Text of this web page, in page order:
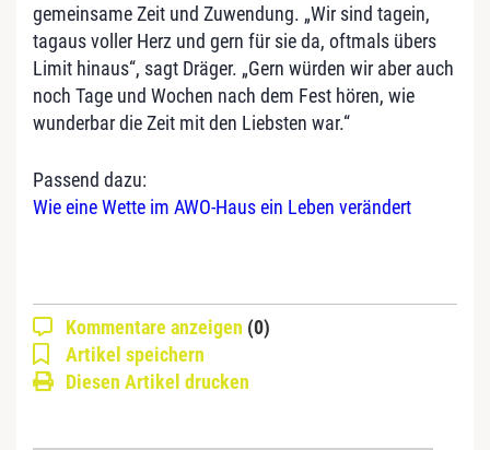
gemeinsame Zeit und Zuwendung. „Wir sind tagein,
tagaus voller Herz und gern für sie da, oftmals übers
Limit hinaus“, sagt Dräger. „Gern würden wir aber auch
noch Tage und Wochen nach dem Fest hören, wie
wunderbar die Zeit mit den Liebsten war.“
Passend dazu:
Wie eine Wette im AWO-Haus ein Leben verändert
Kommentare anzeigen (0)
Artikel speichern
Diesen Artikel drucken